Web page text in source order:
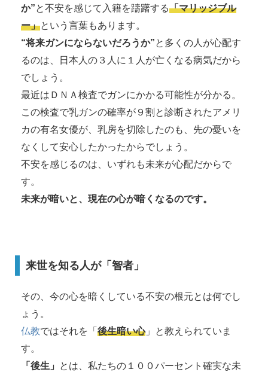
か”と不安を感じて入籍を躊躇する「マリッジブル
ー」という言葉もあります。
“将来ガンにならないだろうか”と多くの人が心配す
るのは、日本人の３人に１人が亡くなる病気だから
でしょう。
最近はＤＮＡ検査でガンにかかる可能性が分かる。
この検査で乳ガンの確率が９割と診断されたアメリ
カの有名女優が、乳房を切除したのも、先の憂いを
なくして安心したかったからでしょう。
不安を感じるのは、いずれも未来が心配だからで
す。
未来が暗いと、現在の心が暗くなるのです。
来世を知る人が「智者」
その、今の心を暗くしている不安の根元とは何でし
ょう。
仏教ではそれを「 後生暗い心」と教えられていま
す。
「後生」
とは、私たちの１００パーセント確実な未